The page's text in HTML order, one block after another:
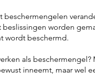
beschermengelen
beslissingen worden
wordt beschermd.
als beschermengel?
inneemt, maar wel